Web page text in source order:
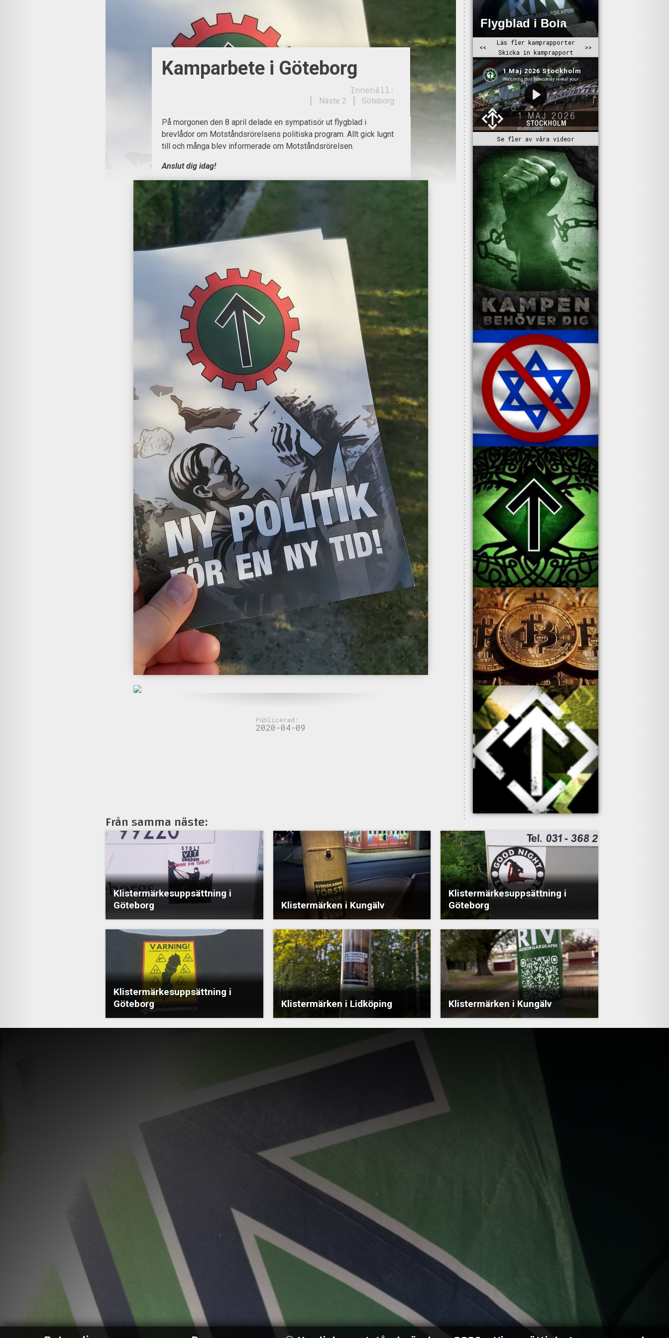
Kamparbete i Göteborg
Innehåll:
Göteborg
Näste 2
På morgonen den 8 april delade en sympatisör ut flygblad i
brevlådor om Motståndsrörelsens politiska program. Allt gick lugnt
till och många blev informerade om Motståndsrörelsen.
Anslut dig idag!
Publicerad:
2020-04-09
Se fler av våra videor
Från samma näste:
Klistermärkesuppsättning i
Göteborg
Klistermärken i Kungälv
Klistermärkesuppsättning i
Göteborg
Klistermärkesuppsättning i
Göteborg
Klistermärken i Lidköping Klistermärken i Kungälv